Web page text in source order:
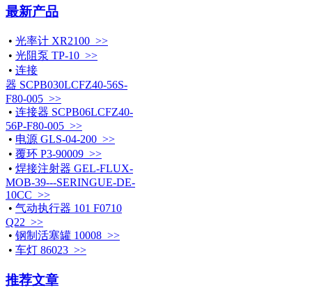
最新产品
• 光率计 XR2100 >>
• 光阻泵 TP-10 >>
• 连接
器 SCPB030LCFZ40-56S-
F80-005 >>
• 连接器 SCPB06LCFZ40-
56P-F80-005 >>
• 电源 GLS-04-200 >>
• 覆环 P3-90009 >>
• 焊接注射器 GEL-FLUX-
MOB-39---SERINGUE-DE-
10CC >>
• 气动执行器 101 F0710
Q22 >>
• 钢制活塞罐 10008 >>
• 车灯 86023 >>
推荐文章